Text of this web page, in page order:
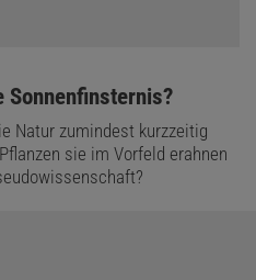
Sonnenfinsternis?
Natur zumindest kurzzeitig
sie im Vorfeld erahnen